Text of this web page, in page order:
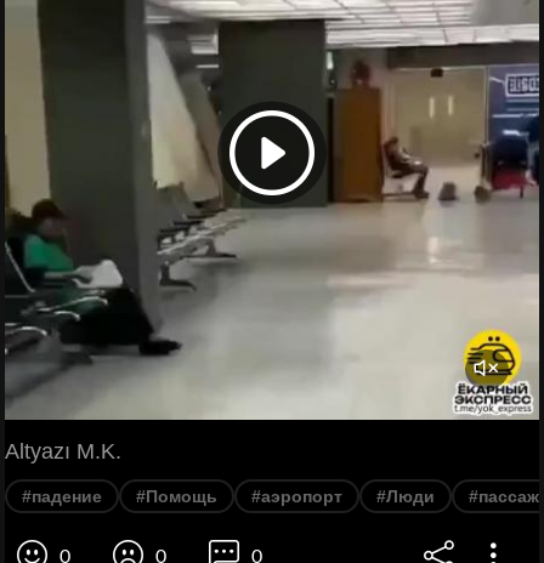
Altyazı M.K.
#падение #Помощь #аэропорт #Люди
0 0 0